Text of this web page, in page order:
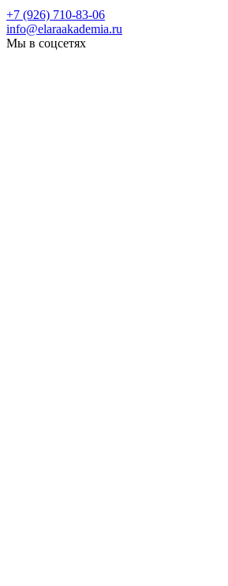
+7 (926) 710-83-06
info@elaraakademia.ru
Мы в соцсетях